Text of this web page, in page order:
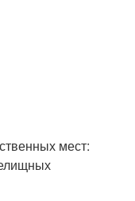
мест: